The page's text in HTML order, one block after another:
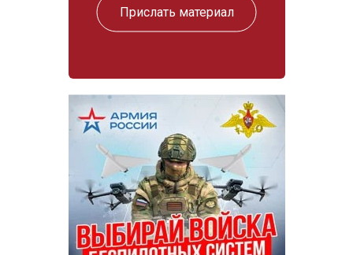
Прислать материал